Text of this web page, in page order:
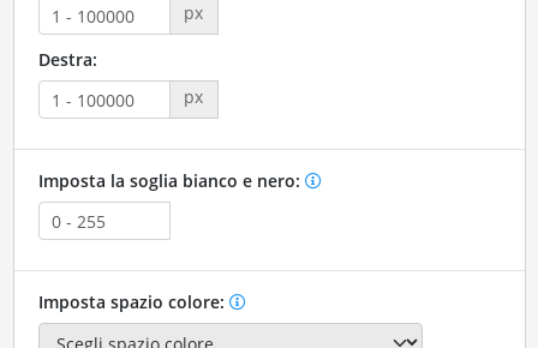
px
Destra:
px
Imposta la soglia bianco e nero:
Imposta spazio colore: